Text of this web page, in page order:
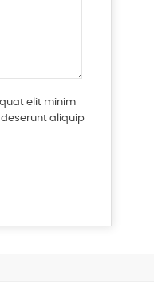
elit minim
aliquip